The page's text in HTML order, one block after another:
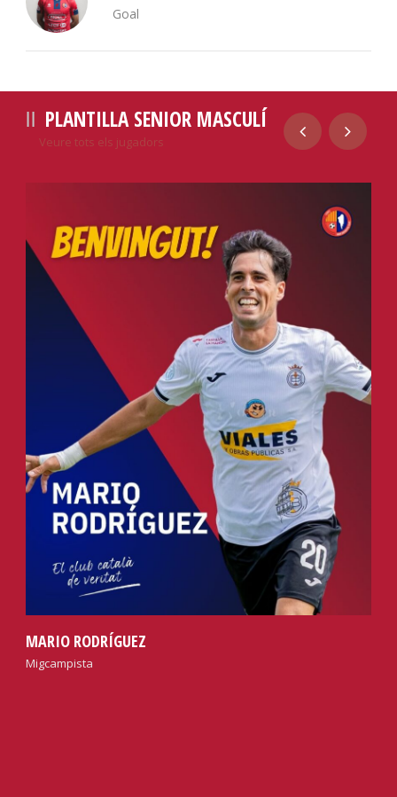
Goal
PLANTILLA SENIOR MASCULÍ
Veure tots els jugadors
MARIO RODRÍGUEZ
Migcampista